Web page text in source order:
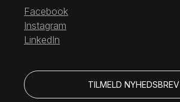
Facebook
Instagram
LinkedIn
TILMELD NYHEDSBREV